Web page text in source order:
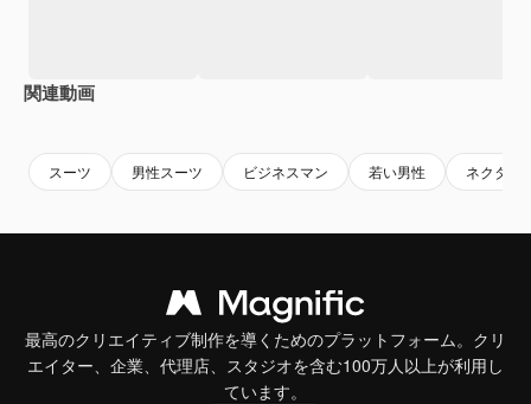
関連動画
スーツ 男性スーツ ビジネスマン 若い男性 ネクタイ
最高のクリエイティブ制作を導くためのプラットフォーム。クリ
エイター、企業、代理店、スタジオを含む100万人以上が利用し
ています。